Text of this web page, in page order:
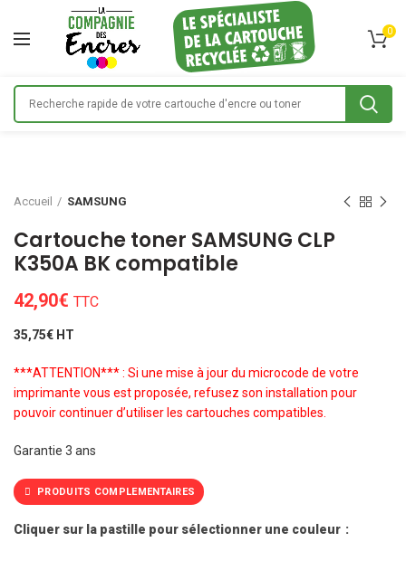
0
Accueil SAMSUNG
Cartouche toner SAMSUNG CLP
K350A BK compatible
42,90€ TTC
35,75€ HT
***ATTENTION*** : Si une mise à jour du microcode de votre
imprimante vous est proposée, refusez son installation pour
pouvoir continuer d’utiliser les cartouches compatibles.
Garantie 3 ans
PRODUITS COMPLEMENTAIRES
Cliquer sur la pastille pour sélectionner une couleur